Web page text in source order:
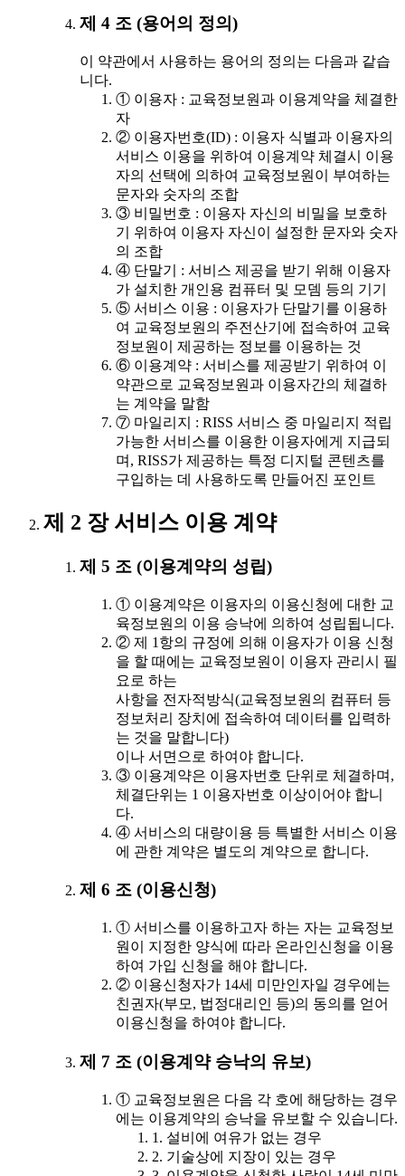
제 4 조 (용어의 정의)
이 약관에서 사용하는 용어의 정의는 다음과 같습
니다.
① 이용자 : 교육정보원과 이용계약을 체결한
자
② 이용자번호(ID) : 이용자 식별과 이용자의
서비스 이용을 위하여 이용계약 체결시 이용
자의 선택에 의하여 교육정보원이 부여하는
문자와 숫자의 조합
③ 비밀번호 : 이용자 자신의 비밀을 보호하
기 위하여 이용자 자신이 설정한 문자와 숫자
의 조합
④ 단말기 : 서비스 제공을 받기 위해 이용자
가 설치한 개인용 컴퓨터 및 모뎀 등의 기기
⑤ 서비스 이용 : 이용자가 단말기를 이용하
여 교육정보원의 주전산기에 접속하여 교육
정보원이 제공하는 정보를 이용하는 것
⑥ 이용계약 : 서비스를 제공받기 위하여 이
약관으로 교육정보원과 이용자간의 체결하
는 계약을 말함
⑦ 마일리지 : RISS 서비스 중 마일리지 적립
가능한 서비스를 이용한 이용자에게 지급되
며, RISS가 제공하는 특정 디지털 콘텐츠를
구입하는 데 사용하도록 만들어진 포인트
제 2 장 서비스 이용 계약
제 5 조 (이용계약의 성립)
① 이용계약은 이용자의 이용신청에 대한 교
육정보원의 이용 승낙에 의하여 성립됩니다.
② 제 1항의 규정에 의해 이용자가 이용 신청
을 할 때에는 교육정보원이 이용자 관리시 필
요로 하는
사항을 전자적방식(교육정보원의 컴퓨터 등
정보처리 장치에 접속하여 데이터를 입력하
는 것을 말합니다)
이나 서면으로 하여야 합니다.
③ 이용계약은 이용자번호 단위로 체결하며,
체결단위는 1 이용자번호 이상이어야 합니
다.
④ 서비스의 대량이용 등 특별한 서비스 이용
에 관한 계약은 별도의 계약으로 합니다.
제 6 조 (이용신청)
① 서비스를 이용하고자 하는 자는 교육정보
원이 지정한 양식에 따라 온라인신청을 이용
하여 가입 신청을 해야 합니다.
② 이용신청자가 14세 미만인자일 경우에는
친권자(부모, 법정대리인 등)의 동의를 얻어
이용신청을 하여야 합니다.
제 7 조 (이용계약 승낙의 유보)
① 교육정보원은 다음 각 호에 해당하는 경우
에는 이용계약의 승낙을 유보할 수 있습니다.
1. 설비에 여유가 없는 경우
2. 기술상에 지장이 있는 경우